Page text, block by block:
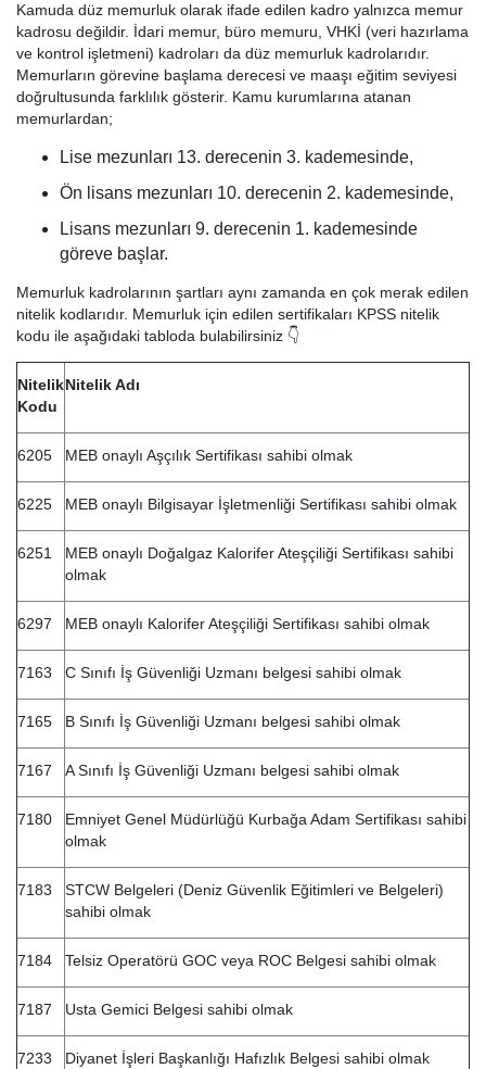
Kamuda düz memurluk olarak ifade edilen kadro yalnızca memur
kadrosu değildir. İdari memur, büro memuru, VHKİ (veri hazırlama
ve kontrol işletmeni) kadroları da düz memurluk kadrolarıdır.
Memurların görevine başlama derecesi ve maaşı eğitim seviyesi
doğrultusunda farklılık gösterir. Kamu kurumlarına atanan
memurlardan;
Lise mezunları 13. derecenin 3. kademesinde,
Ön lisans mezunları 10. derecenin 2. kademesinde,
Lisans mezunları 9. derecenin 1. kademesinde
göreve başlar.
Memurluk kadrolarının şartları aynı zamanda en çok merak edilen
nitelik kodlarıdır. Memurluk için edilen sertifikaları KPSS nitelik
kodu ile aşağıdaki tabloda bulabilirsiniz 👇
Nitelik
Kodu
Nitelik Adı
6205 MEB onaylı Aşçılık Sertifikası sahibi olmak
6225 MEB onaylı Bilgisayar İşletmenliği Sertifikası sahibi olmak
6251
MEB onaylı Doğalgaz Kalorifer Ateşçiliği Sertifikası sahibi
olmak
6297 MEB onaylı Kalorifer Ateşçiliği Sertifikası sahibi olmak
7163 C Sınıfı İş Güvenliği Uzmanı belgesi sahibi olmak
7165 B Sınıfı İş Güvenliği Uzmanı belgesi sahibi olmak
7167 A Sınıfı İş Güvenliği Uzmanı belgesi sahibi olmak
7180
Emniyet Genel Müdürlüğü Kurbağa Adam Sertifikası sahibi
olmak
7183
STCW Belgeleri (Deniz Güvenlik Eğitimleri ve Belgeleri)
sahibi olmak
7184 Telsiz Operatörü GOC veya ROC Belgesi sahibi olmak
7187 Usta Gemici Belgesi sahibi olmak
7233 Diyanet İşleri Başkanlığı Hafızlık Belgesi sahibi olmak